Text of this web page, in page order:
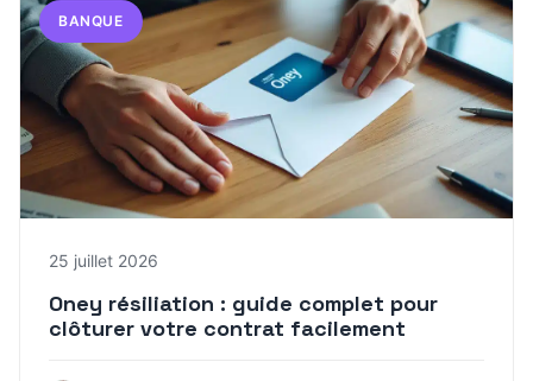
BANQUE
25 juillet 2026
Oney résiliation : guide complet pour
clôturer votre contrat facilement